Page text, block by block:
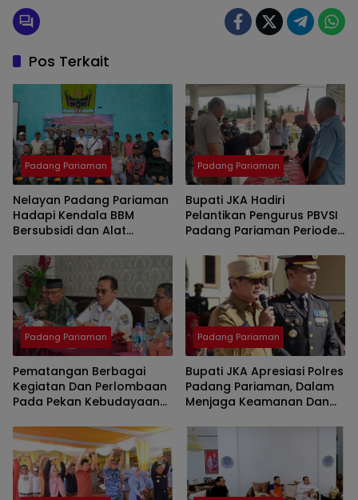
Pos Terkait
Padang Pariaman
Nelayan Padang Pariaman
Hadapi Kendala BBM
Bersubsidi dan Alat
Perhatian Pemerintah
Padang Pariaman
Bupati JKA Hadiri
Pelantikan Pengurus PBVSI
Padang Pariaman Periode
Padang Pariaman
Pematangan Berbagai
Kegiatan Dan Perlombaan
Pada Pekan Kebudayaan
Padang Pariaman
Bupati JKA Apresiasi Polres
Padang Pariaman, Dalam
Menjaga Keamanan Dan
Padang Pariaman